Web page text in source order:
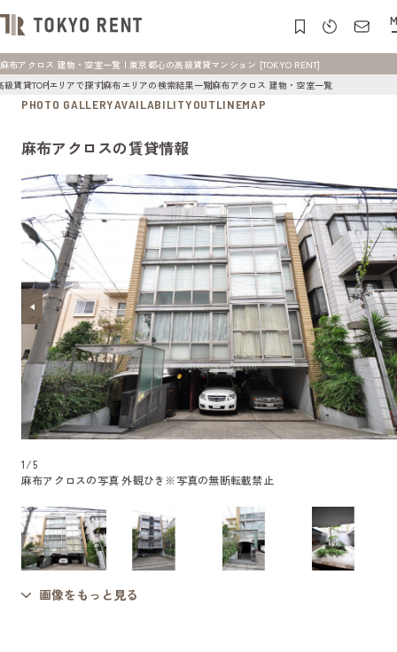
麻布アクロス 建物・空室一覧 | 東京都心の高級賃貸マンション [TOKYO RENT]
級賃貸TOPエリアで探す麻布エリアの検索結果一覧麻布アクロス 建物・空室一覧
PHOTO GALLERYAVAILABILITYOUTLINEMAP
麻布アクロスの賃貸情報
1/5
麻布アクロスの写真 外観ひき※写真の無断転載禁止
画像をもっと見る